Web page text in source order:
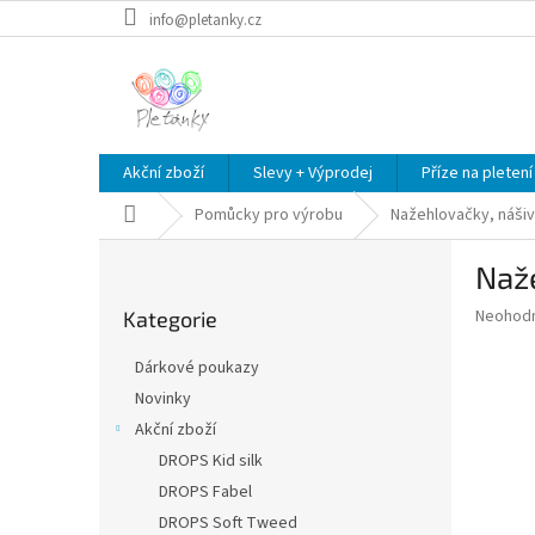
na
info@pletanky.cz
Akční zboží Slevy + Výprodej Příze na
Domů Pomůcky pro výrobu Nažehlovačky,
kategorie
Kategorie
Dárkové poukazy
Novinky
Akční zboží
DROPS Kid silk
DROPS Fabel
DROPS Soft Tweed